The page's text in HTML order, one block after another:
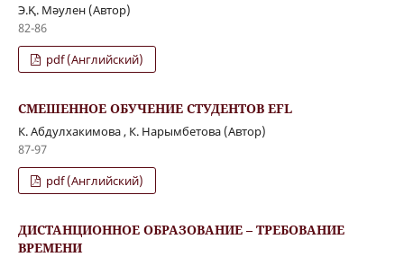
Э.Қ. Мәулен (Автор)
82-86
pdf (Английский)
СМЕШЕННОЕ ОБУЧЕНИЕ СТУДЕНТОВ EFL
К. Абдулхакимова , К. Нарымбетова (Автор)
87-97
pdf (Английский)
ДИСТАНЦИОННОЕ ОБРАЗОВАНИЕ – ТРЕБОВАНИЕ
ВРЕМЕНИ